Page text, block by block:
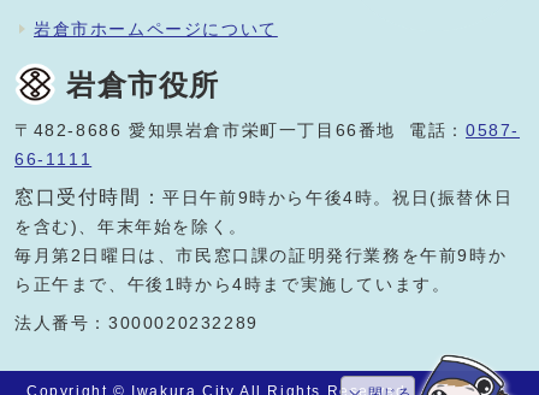
岩倉市ホームページについて
岩倉市役所
〒482-8686 愛知県岩倉市栄町一丁目66番地 電話：0587-
66-1111
窓口受付時間：平日午前9時から午後4時。祝日(振替休日
を含む)、年末年始を除く。
毎月第2日曜日は、市民窓口課の証明発行業務を午前9時か
ら正午まで、午後1時から4時まで実施しています。
法人番号：3000020232289